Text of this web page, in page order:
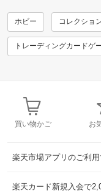
ホビー コレクショ
トレーディングカードゲ
買い物かご お
楽天市場アプリのご利
楽天カード新規入会で